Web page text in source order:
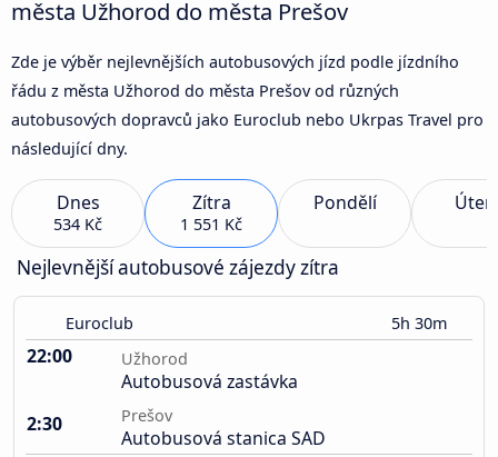
města Užhorod do města Prešov
Zde je výběr nejlevnějších autobusových jízd podle jízdního
řádu z města Užhorod do města Prešov od různých
autobusových dopravců jako Euroclub nebo Ukrpas Travel pro
následující dny.
Dnes
534 Kč
Zítra
1 551 Kč
Pondělí
Nejlevnější autobusové zájezdy zítra
Euroclub 5h 30m
22:00 Užhorod
Autobusová zastávka
2:30
Prešov
Autobusová stanica SAD